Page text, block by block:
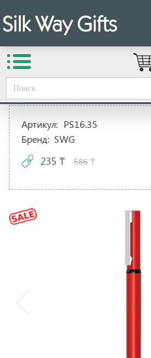
Вы здесь:
→Ручки→Ручка шариковая
Артикул: PS16.35
Бренд: SWG
235 ₸ 586 ₸